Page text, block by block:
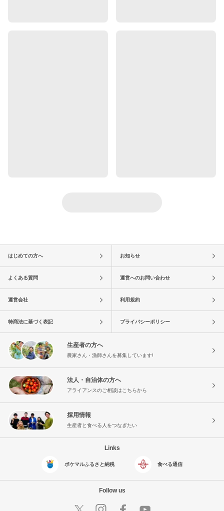
はじめての方へ お知らせ
よくある質問 運営へのお問い合わせ
運営会社 利用規約
特商法に基づく表記 プライバシーポリシー
生産者の方へ
農家さん・漁師さんを募集しています!
法人・自治体の方へ
アライアンスのご相談はこちらから
採用情報
生産者と食べる人をつなぎたい
Links
ポケマルふるさと納税 食べる通信
Follow us